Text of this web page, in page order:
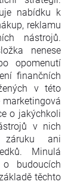
nabídku k
reklamu
nástrojů.
nenese
opomenutí
finančních
v této
o jakýchkoli
v nich
záruku ani
Minulá
budoucích
těchto